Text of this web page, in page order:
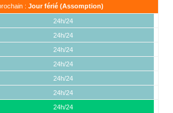
: Jour férié (Assomption)
24h/24
24h/24
24h/24
24h/24
24h/24
24h/24
24h/24